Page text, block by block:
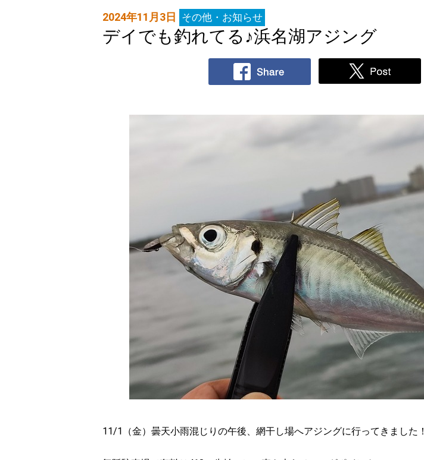
2024年11月3日 その他・お知らせ
デイでも釣れてる♪浜名湖アジング
11/1（金）曇天小雨混じりの午後、網干し場へアジングに行ってきました！